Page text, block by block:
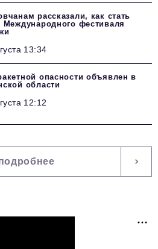
рассказали, как стать
Международного фестиваля
13:34
опасности объявлен в
области
12:12